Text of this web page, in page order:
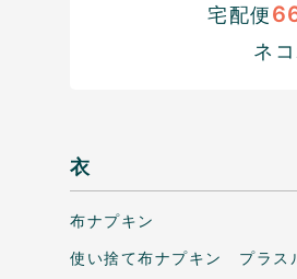
宅配便
ネ
衣
布ナプキン
使い捨て布ナプキン プラス